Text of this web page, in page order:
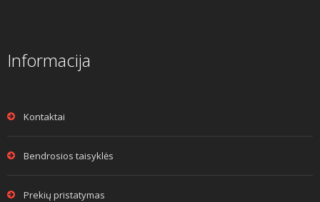
Informacija
Kontaktai
Bendrosios taisyklės
Prekių pristatymas